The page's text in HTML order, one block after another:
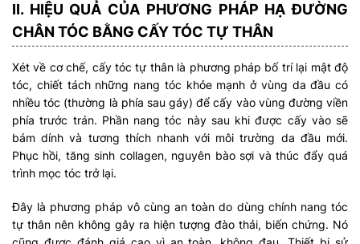
II. HIỆU QUẢ CỦA PHƯƠNG PHÁP HẠ ĐƯỜNG
CHÂN TÓC BẰNG CẤY TÓC TỰ THÂN
Xét về cơ chế, cấy tóc tự thân là phương pháp bố trí lại mật độ
tóc, chiết tách những nang tóc khỏe mạnh ở vùng da đầu có
nhiều tóc (thường là phía sau gáy) để cấy vào vùng đường viền
phía trước trán. Phần nang tóc này sau khi được cấy vào sẽ
bám dính và tương thích nhanh với môi trường da đầu mới.
Phục hồi, tăng sinh collagen, nguyên bào sợi và thúc đẩy quá
trình mọc tóc trở lại.
Đây là phương pháp vô cùng an toàn do dùng chính nang tóc
tự thân nên không gây ra hiện tượng đào thải, biến chứng. Nó